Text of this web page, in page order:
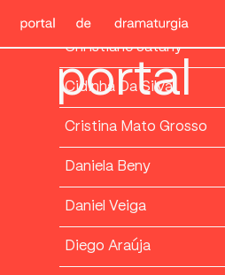
portal
Christiane Jatahy
Cidinha Da Silva
Cristina Mato Grosso
Daniela Beny
Daniel Veiga
Diego Araúja